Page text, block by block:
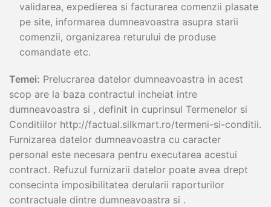
validarea, expedierea si facturarea comenzii plasate
pe site, informarea dumneavoastra asupra starii
comenzii, organizarea returului de produse
comandate etc.
Temei: Prelucrarea datelor dumneavoastra in acest
scop are la baza contractul incheiat intre
dumneavoastra si , definit in cuprinsul Termenelor si
Conditiilor http://factual.silkmart.ro/termeni-si-conditii.
Furnizarea datelor dumneavoastra cu caracter
personal este necesara pentru executarea acestui
contract. Refuzul furnizarii datelor poate avea drept
consecinta imposibilitatea derularii raporturilor
contractuale dintre dumneavoastra si .